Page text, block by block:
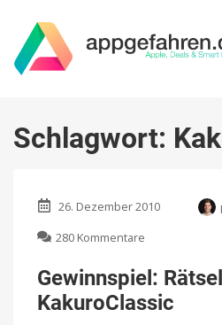
Schlagwort:
26. Dezember 2010
280 Kommentare
Rätsel-
App
KakuroClassic
Gewinnspiel:
KakuroClassic